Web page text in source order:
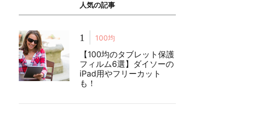
人気の記事
1 100均
【100均のタブレット保護
フィルム6選】ダイソーの
iPad用やフリーカット
も！